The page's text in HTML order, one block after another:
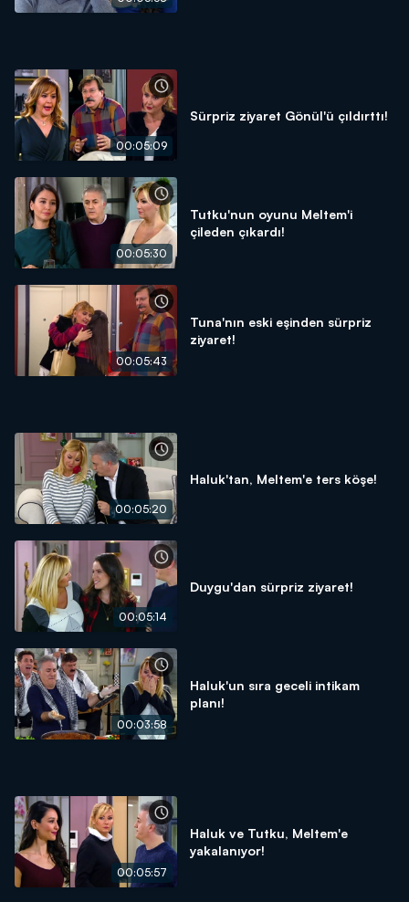
00:05:09
Sürpriz ziyaret Gönül'ü çıldırttı!
00:05:30
Tutku'nun oyunu Meltem'i
çileden çıkardı!
00:05:43
Tuna'nın eski eşinden sürpriz
ziyaret!
00:05:20
Haluk'tan, Meltem'e ters köşe!
00:05:14
Duygu'dan sürpriz ziyaret!
00:03:58
Haluk'un sıra geceli intikam
planı!
00:05:57
Haluk ve Tutku, Meltem'e
yakalanıyor!